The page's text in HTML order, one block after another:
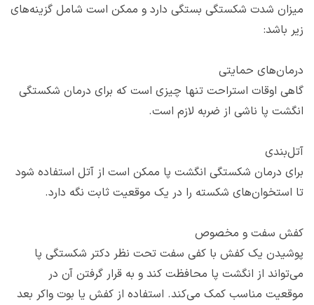
میزان شدت شکستگی بستگی دارد و ممکن است شامل گزینه‌های
زیر باشد:
درمان‌های حمایتی
گاهی اوقات استراحت تنها چیزی است که برای درمان شکستگی
انگشت پا ناشی از ضربه لازم است.
آتل‌بندی
برای درمان شکستگی انگشت پا ممکن است از آتل استفاده شود
تا استخوان‌های شکسته را در یک موقعیت ثابت نگه دارد.
کفش سفت و مخصوص
پوشیدن یک کفش با کفی سفت تحت نظر دکتر شکستگی پا
می‌تواند از انگشت پا محافظت کند و به قرار گرفتن آن در
موقعیت مناسب کمک می‌کند. استفاده از کفش یا بوت واکر بعد